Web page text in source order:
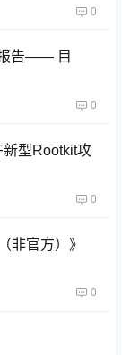
0
报告—— 目
0
型Rootkit攻
0
非官方）》
0